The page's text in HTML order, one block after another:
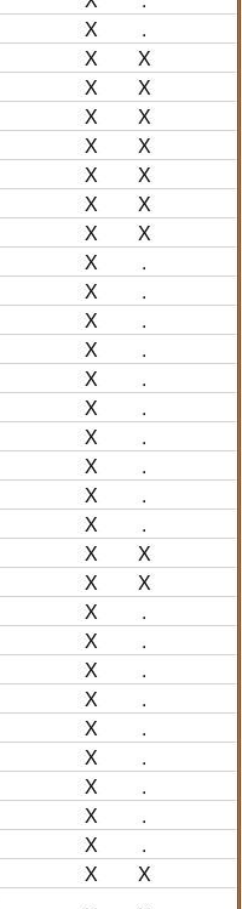
Х
.
Х
Х
Х
Х
Х
Х
Х
Х
Х
Х
Х
Х
Х
Х
Х
.
Х
.
Х
.
Х
.
Х
.
Х
.
Х
.
Х
.
Х
.
Х
.
Х
Х
Х
Х
Х
.
Х
.
Х
.
Х
.
Х
.
Х
.
Х
.
Х
.
Х
.
Х
Х